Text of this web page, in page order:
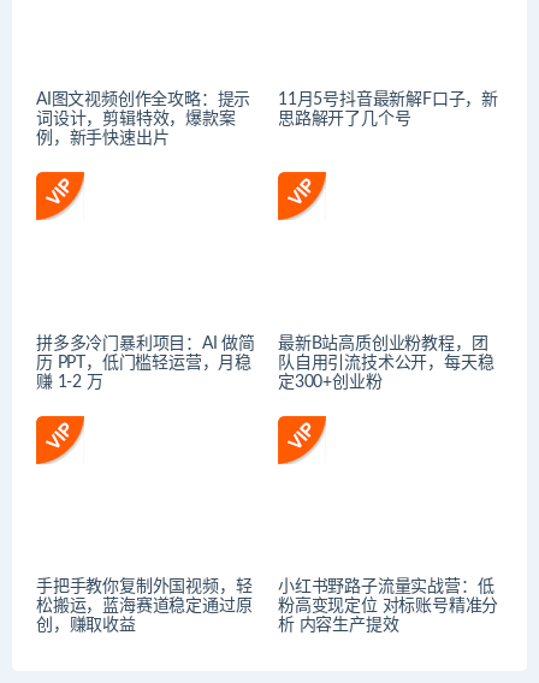
AI图文视频创作全攻略：提示
词设计，剪辑特效，爆款案
例，新手快速出片
11月5号抖音最新解F口子，新
思路解开了几个号
拼多多冷门暴利项目：AI 做简
历 PPT，低门槛轻运营，月稳
赚 1-2 万
最新B站高质创业粉教程，团
队自用引流技术公开，每天稳
定300+创业粉
手把手教你复制外国视频，轻
松搬运，蓝海赛道稳定通过原
创，赚取收益
小红书野路子流量实战营：低
粉高变现定位 对标账号精准分
析 内容生产提效